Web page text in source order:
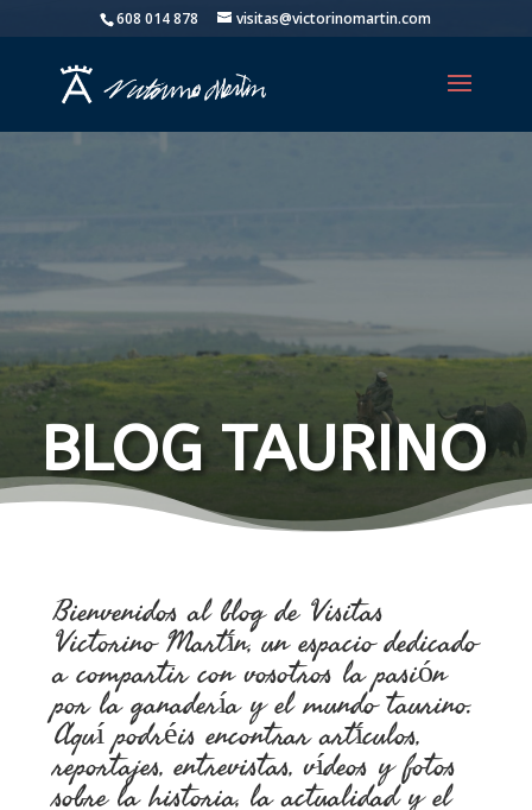
608 014 878 visitas@victorinomartin.com
BLOG TAURINO
Bienvenidos al blog de Visitas
Victorino Martín, un espacio dedicado
a compartir con vosotros la pasión
por la ganadería y el mundo taurino.
Aquí podréis encontrar artículos,
reportajes, entrevistas, vídeos y fotos
sobre la historia, la actualidad y el